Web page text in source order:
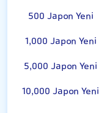
500 Japon Yeni
1,000 Japon Yeni
5,000 Japon Yeni
10,000 Japon Yeni